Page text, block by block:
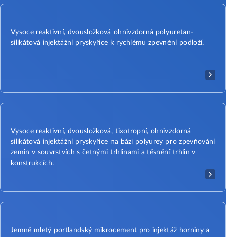
Vysoce reaktivní, dvousložková ohnivzdorná polyuretan-
silikátová injektážní pryskyřice k rychlému zpevnění podloží.
Vysoce reaktivní, dvousložková, tixotropní, ohnivzdorná
silikátová injektážní pryskyřice na bázi polyurey pro zpevňování
zemin v souvrstvích s četnými trhlinami a těsnění trhlin v
konstrukcích.
Jemně mletý portlandský mikrocement pro injektáž horniny a